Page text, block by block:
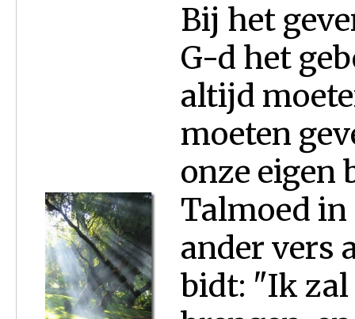
Bij het
G-d het
altijd
moeten
onze eigen
Talmoed in
ander vers
bidt: "Ik zal